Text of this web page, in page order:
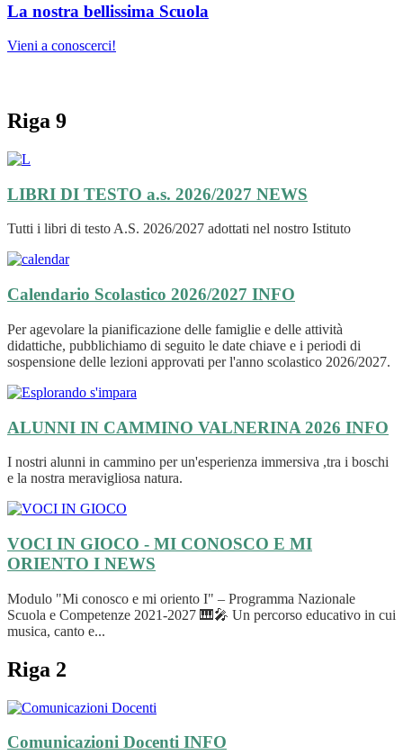
La nostra bellissima Scuola
Vieni a conoscerci!
Riga 9
LIBRI DI TESTO a.s. 2026/2027 NEWS
Tutti i libri di testo A.S. 2026/2027 adottati nel nostro Istituto
Calendario Scolastico 2026/2027 INFO
Per agevolare la pianificazione delle famiglie e delle attività
didattiche, pubblichiamo di seguito le date chiave e i periodi di
sospensione delle lezioni approvati per l'anno scolastico 2026/2027.
ALUNNI IN CAMMINO VALNERINA 2026 INFO
I nostri alunni in cammino per un'esperienza immersiva ,tra i boschi
e la nostra meravigliosa natura.
VOCI IN GIOCO - MI CONOSCO E MI
ORIENTO I NEWS
Modulo "Mi conosco e mi oriento I" – Programma Nazionale
Scuola e Competenze 2021-2027 🎹🎤 Un percorso educativo in cui
musica, canto e...
Riga 2
Comunicazioni Docenti INFO